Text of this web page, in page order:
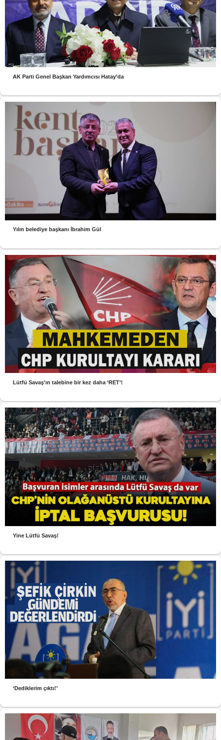
AK Parti Genel Başkan Yardımcısı Hatay’da
Yılın belediye başkanı İbrahim Gül
Lütfü Savaş’ın talebine bir kez daha ‘RET’!
Yine Lütfü Savaş!
‘Dediklerim çıktı!’